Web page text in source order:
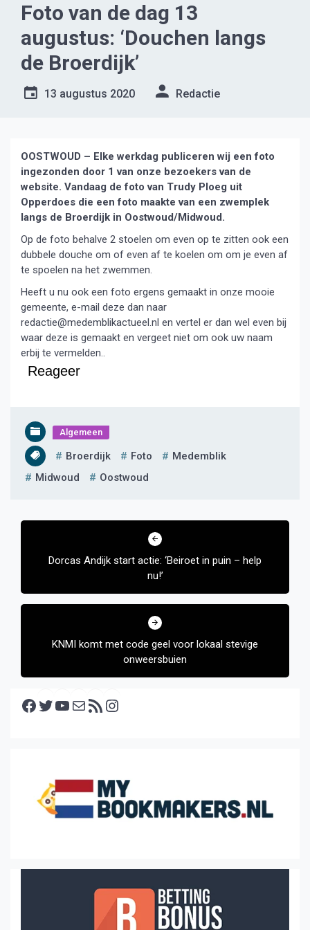
Foto van de dag 13
augustus: ‘Douchen langs
de Broerdijk’
13 augustus 2020 Redactie
OOSTWOUD – Elke werkdag publiceren wij een foto
ingezonden door 1 van onze bezoekers van de
website. Vandaag de foto van Trudy Ploeg uit
Opperdoes die een foto maakte van een zwemplek
langs de Broerdijk in Oostwoud/Midwoud.
Op de foto behalve 2 stoelen om even op te zitten ook een
dubbele douche om of even af te koelen om om je even af
te spoelen na het zwemmen.
Heeft u nu ook een foto ergens gemaakt in onze mooie
gemeente, e-mail deze dan naar
redactie@medemblikactueel.nl en vertel er dan wel even bij
waar deze is gemaakt en vergeet niet om ook uw naam
erbij te vermelden..
Reageer
Algemeen
Broerdijk Foto
Medemblik
Midwoud
Oostwoud
Bericht
Dorcas Andijk start actie: ‘Beiroet in puin – help
nu!’
KNMI komt met code geel voor lokaal stevige
onweersbuien
Facebook Twitter YouTube E-mail RSS feed